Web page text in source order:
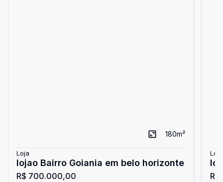
180m²
Loja
lojao Bairro Goiania em belo horizonte
R$ 700.000,00
Loja